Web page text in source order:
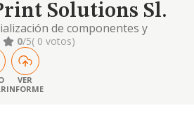
Solutions Sl.
de componentes y
informáticos, hardware,
como material de oficina,
de fotografía, imagen y
electrónico, todo tipo de
de luminotecnia avanzada,
0/5( 0 votos)
VER
INFORME